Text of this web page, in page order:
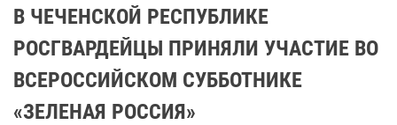
В ЧЕЧЕНСКОЙ РЕСПУБЛИКЕ
РОСГВАРДЕЙЦЫ ПРИНЯЛИ УЧАСТИЕ ВО
ВСЕРОССИЙСКОМ СУББОТНИКЕ
«ЗЕЛЕНАЯ РОССИЯ»